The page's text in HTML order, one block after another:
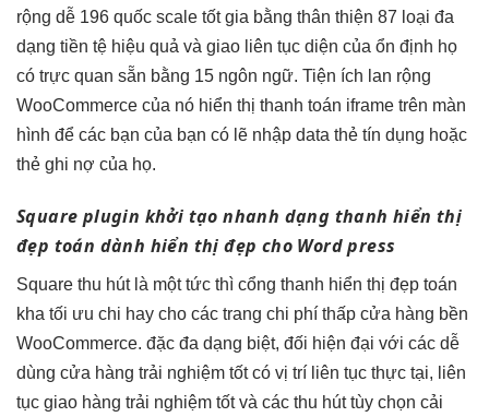
rộng dễ 196 quốc scale tốtgia bằng thân thiện 87 loại đa
dạng tiền tệ hiệu quả và giao liên tục diện của ổn định họ
có trực quan sẵn bằng 15 ngôn ngữ. Tiện ích lan rộng
WooCommerce của nó hiển thị thanh toán iframe trên màn
hình để các bạn của bạn có lẽ nhập data thẻ tín dụng hoặc
thẻ ghi nợ của họ.
Square plugin khởi tạo nhanh dạng thanhhiển thị
đẹp toán dành hiển thị đẹp cho Word press
Square thu hútlà mộttức thì cổng thanh hiển thị đẹp toán
kha tối ưu chi hay cho các trang chi phí thấp cửa hàng bền
WooCommerce. đặc đa dạng biệt, đối hiện đại với các dễ
dùng cửa hàng trải nghiệm tốtcó vị trí liên tục thực tại, liên
tục giao hàng trải nghiệm tốtvà các thu húttùy chọn cải